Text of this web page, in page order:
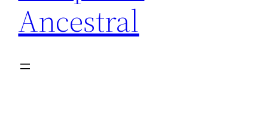
Ancestral